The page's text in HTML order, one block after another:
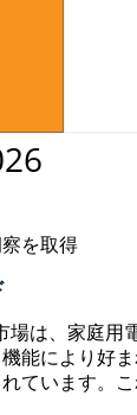
を取得
場は、家庭
能により好
ています。